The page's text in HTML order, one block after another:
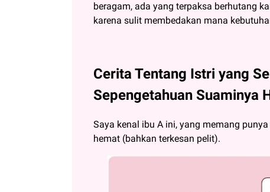
beragam, ada yang terpaksa berhutang
karena sulit membedakan mana
Cerita Tentang Istri yang
Sepengetahuan Suaminya
Saya kenal ibu A ini, yang memang
hemat (bahkan terkesan pelit).